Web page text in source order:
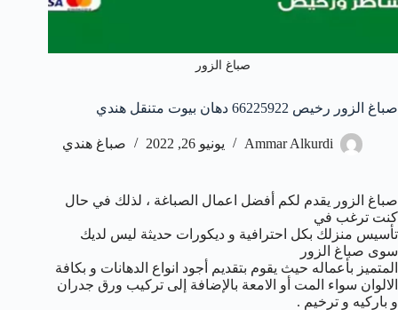
صباغ الزور
صباغ الزور رخيص 66225922 دهان بيوت متنقل هندي
Ammar Alkurdi يونيو 26, 2022 صباغ هندي
صباغ الزور يقدم لكم أفضل اعمال الصباغة ، لذلك في حال
كنت ترغب في
تأسيس منزلك بكل احترافية و ديكورات حديثة ليس لديك
سوى صباغ الزور
المتميز بأعماله حيث يقوم بتقديم أجود انواع الدهانات و بكافة
الالوان سواء المت أو الامعة بالإضافة إلى تركيب ورق جدران
و باركيه و ترخيم .